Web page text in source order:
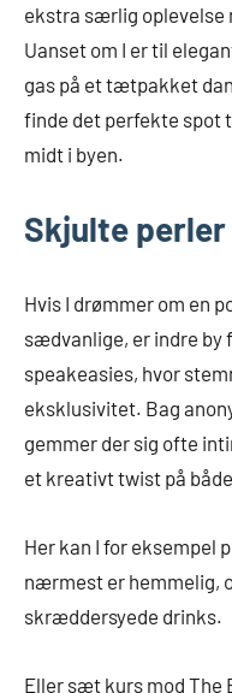
ekstra særlig oplevelse
Uanset om I er til
gas på et tætpakket
finde det perfekte spot
midt i byen.
Skjulte
Hvis I drømmer om en
sædvanlige, er indre by
speakeasies, hvor
eksklusivitet. Bag
gemmer der sig ofte
et kreativt twist på
Her kan I for eksempel
nærmest er hemmelig,
skræddersyede drinks.
Eller sæt kurs mod The